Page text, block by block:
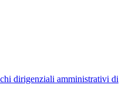
dirigenziali amministrativi di